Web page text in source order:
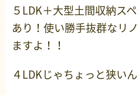
５LDK＋大型土間収納ス
あり！使い勝手抜群なリ
ますよ！！
４LDKじゃちょっと狭いん